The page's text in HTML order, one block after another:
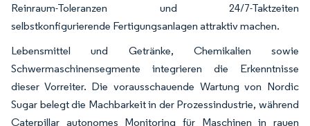
Reinraum-Toleranzen und 24/7-Taktzeiten
selbstkonfigurierende Fertigungsanlagen attraktiv machen.
Lebensmittel und Getränke, Chemikalien sowie
Schwermaschinensegmente integrieren die Erkenntnisse
dieser Vorreiter. Die vorausschauende Wartung von Nordic
Sugar belegt die Machbarkeit in der Prozessindustrie, während
Caterpillar autonomes Monitoring für Maschinen in rauen